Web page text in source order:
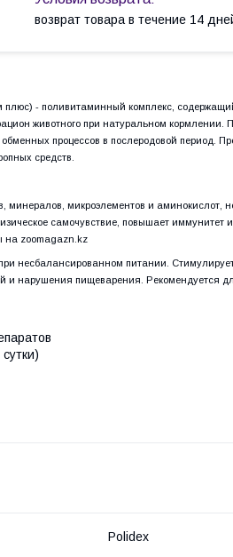
возврат товара в течение 14
плюс) - поливитаминный комплекс,
животного при натуральном кормлении.
процессов в послеродовой период.
средств.
минералов, микроэлементов и аминокислот,
самочувствие, повышает иммунитет
на zoomagazn.kz
несбалансированном питании.
и нарушения пищеварения. Рекомендуется
Polidex